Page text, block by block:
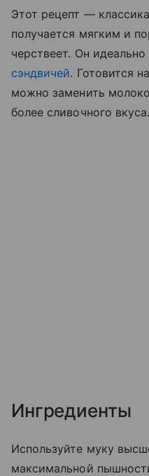
Этот рецепт —
получается мягким и
черствеет. Он
сэндвичей. Готовится
можно заменить
более сливочного вкуса.
Ингредиенты
Используйте муку
максимальной